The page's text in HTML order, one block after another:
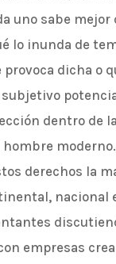
uno sabe mejor
lo inunda de
provoca dicha o
dentro de
derechos la
nacional
empresas